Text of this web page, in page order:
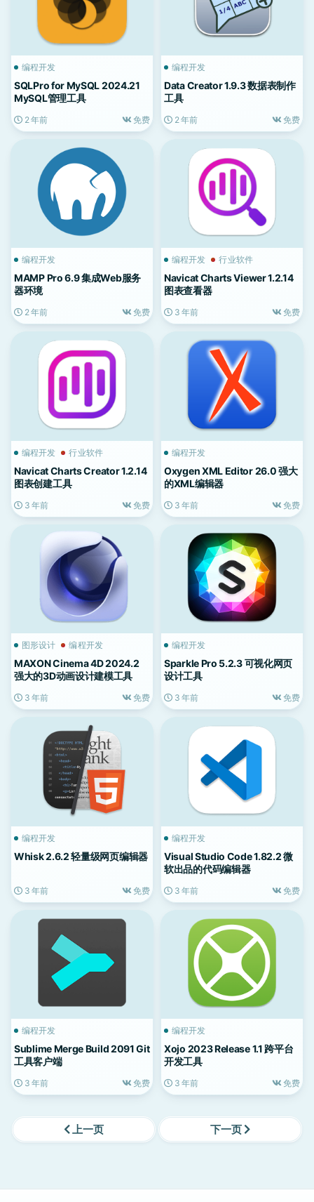
编程开发
SQLPro for MySQL 2024.21
MySQL管理工具
2 年前 免费
编程开发
Data Creator 1.9.3 数据表制作
工具
2 年前 免费
编程开发
MAMP Pro 6.9 集成Web服务
器环境
2 年前 免费
编程开发 行业软件
Navicat Charts Viewer 1.2.14
图表查看器
3 年前 免费
编程开发 行业软件
Navicat Charts Creator 1.2.14
图表创建工具
3 年前 免费
编程开发
Oxygen XML Editor 26.0 强大
的XML编辑器
3 年前 免费
图形设计 编程开发
MAXON Cinema 4D 2024.2
强大的3D动画设计建模工具
3 年前 免费
编程开发
Sparkle Pro 5.2.3 可视化网页
设计工具
3 年前 免费
编程开发
Whisk 2.6.2 轻量级网页编辑器
3 年前 免费
编程开发
Visual Studio Code 1.82.2 微
软出品的代码编辑器
3 年前 免费
编程开发
Sublime Merge Build 2091 Git
工具客户端
3 年前 免费
编程开发
Xojo 2023 Release 1.1 跨平台
开发工具
3 年前 免费
上一页 下一页